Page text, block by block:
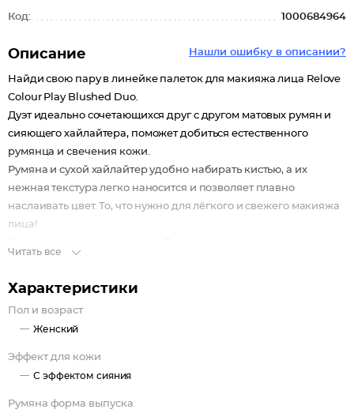
Код: 1000684964
Нашли ошибку в описании?
Описание
Найди свою пару в линейке палеток для макияжа лица Relove
Colour Play Blushed Duo.
Дуэт идеально сочетающихся друг с другом матовых румян и
сияющего хайлайтера, поможет добиться естественного
румянца и свечения кожи.
Румяна и сухой хайлайтер удобно набирать кистью, а их
нежная текстура легко наносится и позволяет плавно
наслаивать цвет. То, что нужно для лёгкого и свежего макияжа
лица!
Читать все
Характеристики
Пол и возраст
Женский
Эффект для кожи
С эффектом сияния
Румяна форма выпуска